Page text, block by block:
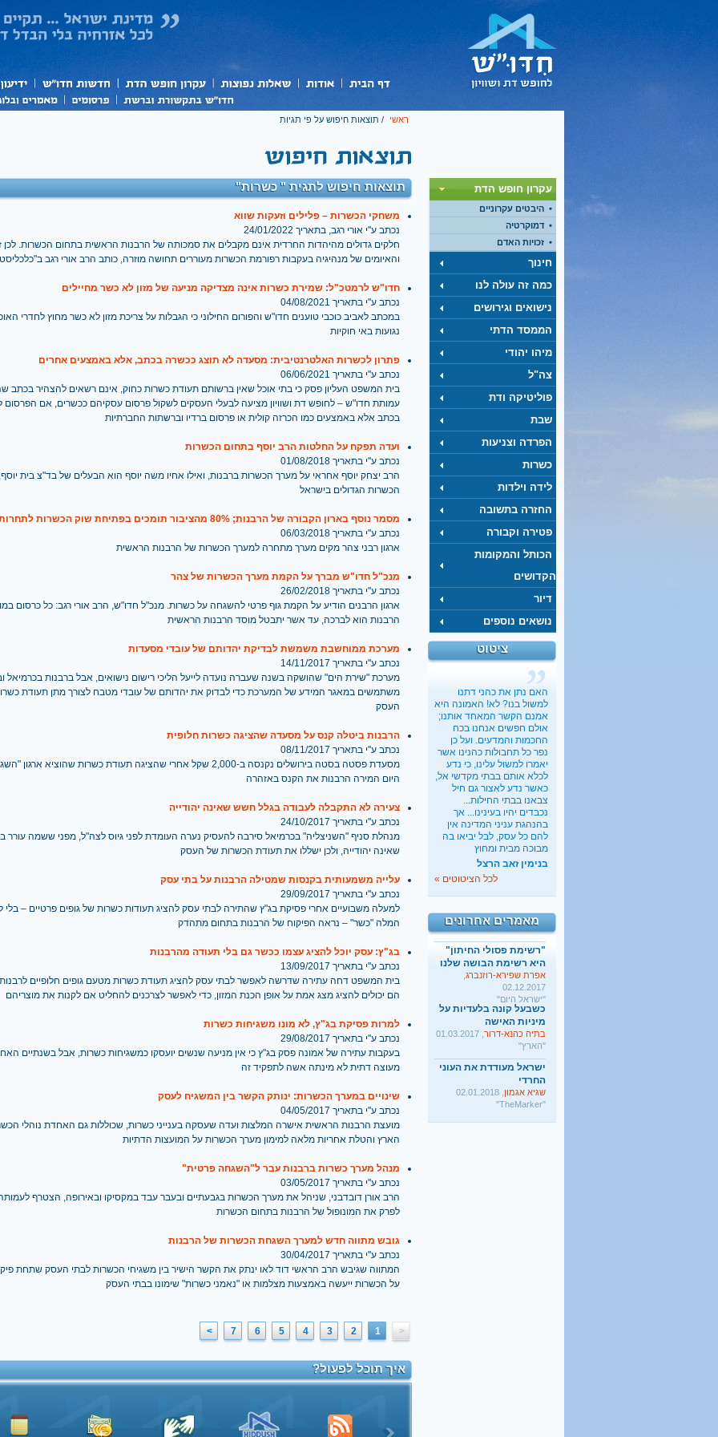
ראשי / תוצאות חיפוש על פי תגיות
עקרון חופש הדת
היבטים עקרוניים
דמוקרטיה
זכויות האדם
חינוך
כמה זה עולה לנו
נישואים וגירושים
הממסד הדתי
מיהו יהודי
צה"ל
פוליטיקה ודת
שבת
הפרדה וצניעות
כשרות
לידה וילדות
החזרה בתשובה
פטירה וקבורה
הכותל והמקומות
הקדושים
דיור
נושאים נוספים
ציטוט
האם נתן את כהני דתנו
למשול בנו? לא! האמונה היא
אמנם הקשר המאחד אותנו;
אולם חפשים אנחנו בכח
החכמות והמדעים. ועל כן
נפר כל תחבולות כהנינו אשר
יאמרו למשול עלינו, כי נדע
לכלא אותם בבתי מקדשי אל,
כאשר נדע לאצור גם חיל
צבאנו בבתי החילות...
נכבדים יהיו בעינינו... אך
בהנהגת עניני המדינה אין
להם כל עסק, לבל יביאו בה
מבוכה מבית ומחוץ
בנימין זאב הרצל
לכל הציטוטים »
מאמרים אחרונים
כשבעל קונה בלעדיות על
מיניות האישה
בתיה כהנא-דרור , 01.03.2017
"הארץ"
ישראל מעודדת את העוני
החרדי
שגיא אגמון , 02.01.2018
"TheMarker"
הבא מאבק דת
גלעד קריב, 09.01.2018
"הארץ"
"רשימת פסולי החיתון"
היא רשימת הבושה שלנו
02.12.2017
"ישראל היום"
כשבעל קונה בלעדיות על
מיניות האישה
"הארץ"
ישראל מעודדת את העוני
החרדי
"TheMarker"
היו שלום מרכולים. ברוך
תוצאות חיפוש לתגית " כשרות"
משחקי הכשרות – פלילים וזעקות שווא
נכתב ע''י אורי רגב, בתאריך 24/01/2022
חלקים גדולים מהיהדות החרדית אינם מקבלים את סמכותה של הרבנות הראשית בתחום הכשרות. לכן
והאיומים של מנהיגיה בעקבות רפורמת הכשרות מעוררים תחושה מוזרה, כותב הרב אורי רגב
חדו"ש לרמטכ"ל: שמירת כשרות אינה מצדיקה מניעה של מזון לא כשר מחיילים
נכתב ע''י בתאריך 04/08/2021
במכתב לאביב כוכבי טוענים חדו"ש והפורום החילוני כי הגבלות על צריכת מזון לא כשר מחוץ לחדרי
נגועות באי חוקיות
פתרון לכשרות האלטרנטיבית: מסעדה לא תוצג ככשרה בכתב, אלא באמצעים אחרים
נכתב ע''י בתאריך 06/06/2021
בית המשפט העליון פסק כי בתי אוכל שאין ברשותם תעודת כשרות כחוק, אינם רשאים להצהיר בכתב
עמותת חדו"ש – לחופש דת ושוויון מציעה לבעלי העסקים לשקול פרסום עסקיהם ככשרים, אם הפרסום
בכתב אלא באמצעים כמו הכרזה קולית או פרסום ברדיו וברשתות החברתיות
ועדה תפקח על החלטות הרב יוסף בתחום הכשרות
נכתב ע''י בתאריך 01/08/2018
הרב יצחק יוסף אחראי על מערך הכשרות ברבנות, ואילו אחיו משה יוסף הוא הבעלים של בד"צ בית יוסף,
הכשרות הגדולים בישראל
מסמר נוסף בארון הקבורה של הרבנות; 80% מהציבור תומכים בפתיחת שוק הכשרות לתחרות
נכתב ע''י בתאריך 06/03/2018
ארגון רבני צהר מקים מערך מתחרה למערך הכשרות של הרבנות הראשית
מנכ"ל חדו"ש מברך על הקמת מערך הכשרות של צהר
נכתב ע''י בתאריך 26/02/2018
ארגון הרבנים הודיע על הקמת גוף פרטי להשגחה על כשרות. מנכ"ל חדו"ש, הרב אורי רגב: כל כרסום
הרבנות הוא לברכה, עד אשר יתבטל מוסד הרבנות הראשית
מערכת ממוחשבת משמשת לבדיקת יהדותם של עובדי מסעדות
נכתב ע''י בתאריך 14/11/2017
מערכת "שירת הים" שהושקה בשנה שעברה נועדה לייעל הליכי רישום נישואים, אבל ברבנות בכרמיאל
משתמשים במאגר המידע של המערכת כדי לבדוק את יהדותם של עובדי מטבח לצורך מתן תעודת
העסק
הרבנות ביטלה קנס על מסעדה שהציגה כשרות חלופית
נכתב ע''י בתאריך 08/11/2017
מסעדת פסטה בסטה בירושלים נקנסה ב-2,000 שקל אחרי שהציגה תעודת כשרות שהוציא
היום המירה הרבנות את הקנס באזהרה
צעירה לא התקבלה לעבודה בגלל חשש שאינה יהודייה
נכתב ע''י בתאריך 24/10/2017
מנהלת סניף "השניצליה" בכרמיאל סירבה להעסיק נערה העומדת לפני גיוס לצה"ל, מפני ששמה עורר
שאינה יהודייה, ולכן ישללו את תעודת הכשרות של העסק
עלייה משמעותית בקנסות שמטילה הרבנות על בתי עסק
נכתב ע''י בתאריך 29/09/2017
למעלה משבועיים אחרי פסיקת בג"ץ שהתירה לבתי עסק להציג תעודות כשרות של גופים פרטיים – בלי
המלה "כשר" – נראה הפיקוח של הרבנות בתחום מתהדק
בג"ץ: עסק יוכל להציג עצמו ככשר גם בלי תעודה מהרבנות
נכתב ע''י בתאריך 13/09/2017
בית המשפט דחה עתירה שדרשה לאפשר לבתי עסק להציג תעודת כשרות מטעם גופים חלופיים
הם יכולים להציג מצג אמת על אופן הכנת המזון, כדי לאפשר לצרכנים להחליט אם לקנות את מוצריהם
למרות פסיקת בג"ץ, לא מונו משגיחות כשרות
נכתב ע''י בתאריך 29/08/2017
בעקבות עתירה של אמונה פסק בג"ץ כי אין מניעה שנשים יועסקו כמשגיחות כשרות, אבל בשנתיים
מעוצה דתית לא מינתה אשה לתפקיד זה
שינויים במערך הכשרות: ינותק הקשר בין המשגיח לעסק
נכתב ע''י בתאריך 04/05/2017
מועצת הרבנות הראשית אישרה המלצות ועדה שעסקה בענייני כשרות, שכוללות גם האחדת נוהלי
הארץ והטלת אחריות מלאה למימון מערך הכשרות על המועצות הדתיות
מנהל מערך כשרות ברבנות עבר ל"השגחה פרטית"
נכתב ע''י בתאריך 03/05/2017
הרב אורן דובדבני, שניהל את מערך הכשרות בגבעתיים ובעבר עבד במקסיקו ובאירופה, הצטרף
לפרק את המונופול של הרבנות בתחום הכשרות
גובש מתווה חדש למערך השגחת הכשרות של הרבנות
נכתב ע''י בתאריך 30/04/2017
המתווה שגיבש הרב הראשי דוד לאו ינתק את הקשר הישיר בין משגיחי הכשרות לבתי העסק שתחת
על הכשרות ייעשה באמצעות מצלמות או "נאמני כשרות" שימונו בבתי העסק
<
1
2
3
4
5
6
7
>
איך תוכל לפעול?